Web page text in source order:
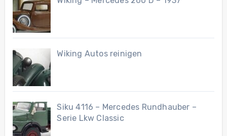
Wiking Autos reinigen
Siku 4116 – Mercedes Rundhauber –
Serie Lkw Classic